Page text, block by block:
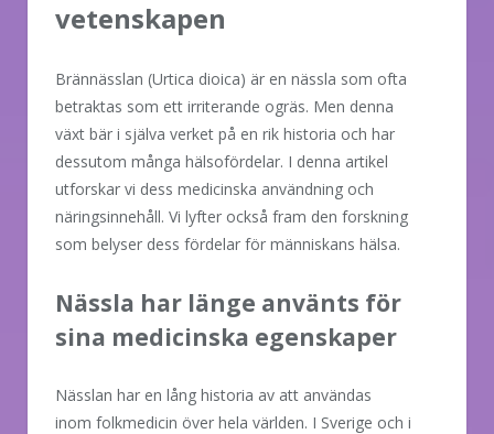
vetenskapen
Brännässlan (Urtica dioica) är en nässla som ofta
betraktas som ett irriterande ogräs. Men denna
växt bär i själva verket på en rik historia och har
dessutom många hälsofördelar. I denna artikel
utforskar vi dess medicinska användning och
näringsinnehåll. Vi lyfter också fram den forskning
som belyser dess fördelar för människans hälsa.
Nässla har länge använts för
sina medicinska egenskaper
Nässlan har en lång historia av att användas
inom folkmedicin över hela världen. I Sverige och i